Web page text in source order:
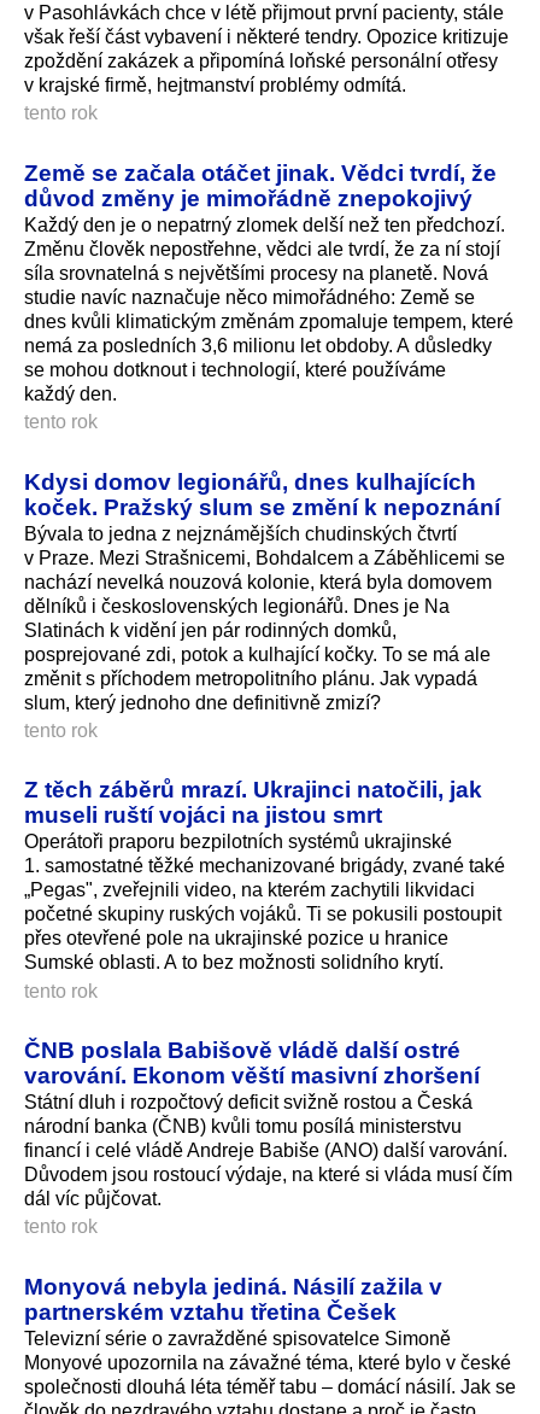
v Pasohlávkách chce v létě přijmout první pacienty, stále
však řeší část vybavení i některé tendry. Opozice kritizuje
zpoždění zakázek a připomíná loňské personální otřesy
v krajské firmě, hejtmanství problémy odmítá.
tento rok
Země se začala otáčet jinak. Vědci tvrdí, že
důvod změny je mimořádně znepokojivý
Každý den je o nepatrný zlomek delší než ten předchozí.
Změnu člověk nepostřehne, vědci ale tvrdí, že za ní stojí
síla srovnatelná s největšími procesy na planetě. Nová
studie navíc naznačuje něco mimořádného: Země se
dnes kvůli klimatickým změnám zpomaluje tempem, které
nemá za posledních 3,6 milionu let obdoby. A důsledky
se mohou dotknout i technologií, které používáme
každý den.
tento rok
Kdysi domov legionářů, dnes kulhajících
koček. Pražský slum se změní k nepoznání
Bývala to jedna z nejznámějších chudinských čtvrtí
v Praze. Mezi Strašnicemi, Bohdalcem a Záběhlicemi se
nachází nevelká nouzová kolonie, která byla domovem
dělníků i československých legionářů. Dnes je Na
Slatinách k vidění jen pár rodinných domků,
posprejované zdi, potok a kulhající kočky. To se má ale
změnit s příchodem metropolitního plánu. Jak vypadá
slum, který jednoho dne definitivně zmizí?
tento rok
Z těch záběrů mrazí. Ukrajinci natočili, jak
museli ruští vojáci na jistou smrt
Operátoři praporu bezpilotních systémů ukrajinské
1. samostatné těžké mechanizované brigády, zvané také
„Pegas", zveřejnili video, na kterém zachytili likvidaci
početné skupiny ruských vojáků. Ti se pokusili postoupit
přes otevřené pole na ukrajinské pozice u hranice
Sumské oblasti. A to bez možnosti solidního krytí.
tento rok
ČNB poslala Babišově vládě další ostré
varování. Ekonom věští masivní zhoršení
Státní dluh i rozpočtový deficit svižně rostou a Česká
národní banka (ČNB) kvůli tomu posílá ministerstvu
financí i celé vládě Andreje Babiše (ANO) další varování.
Důvodem jsou rostoucí výdaje, na které si vláda musí čím
dál víc půjčovat.
tento rok
Monyová nebyla jediná. Násilí zažila v
partnerském vztahu třetina Češek
Televizní série o zavražděné spisovatelce Simoně
Monyové upozornila na závažné téma, které bylo v české
společnosti dlouhá léta téměř tabu – domácí násilí. Jak se